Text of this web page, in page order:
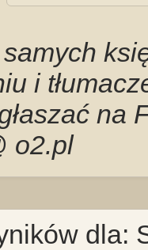
i
na
o2.pl
dla: